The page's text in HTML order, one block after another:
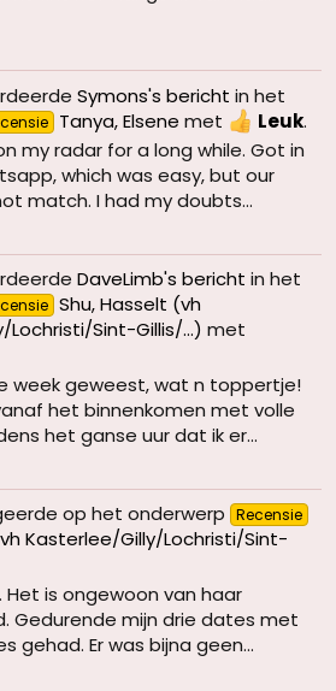
Symons's bericht in het
Tanya, Elsene met Leuk.
my radar for a long while. Got in
which was easy, but our
match. I had my doubts...
DaveLimb's bericht in het
Shu, Hasselt (vh
Lochristi/Sint-Gillis/...) met
week geweest, wat n toppertje!
het binnenkomen met volle
het ganse uur dat ik er...
op het onderwerp Recensie
Kasterlee/Gilly/Lochristi/Sint-
Het is ongewoon van haar
Gedurende mijn drie dates met
gehad. Er was bijna geen...